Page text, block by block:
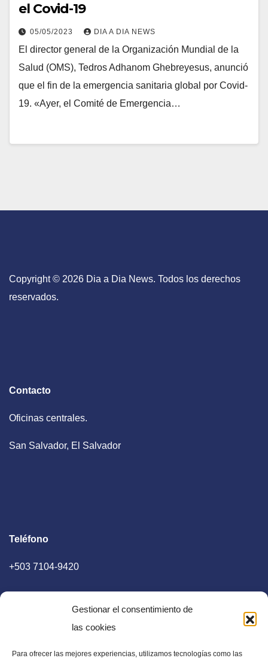
Gestionar el consentimiento de
las cookies
Para ofrecer las mejores experiencias, utilizamos tecnologías como las
el Covid-19
05/05/2023 DIA A DIA NEWS
El director general de la Organización Mundial de la
Salud (OMS), Tedros Adhanom Ghebreyesus, anunció
que el fin de la emergencia sanitaria global por Covid-
19. «Ayer, el Comité de Emergencia…
Copyright © 2026 Dia a Dia News. Todos los derechos
reservados.
Contacto
Oficinas centrales.
San Salvador, El Salvador
Teléfono
+503 7104-9420